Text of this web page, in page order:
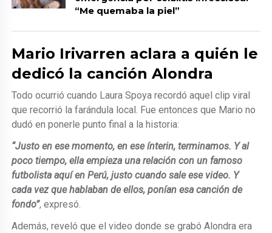
“Me quemaba la piel”
Mario Irivarren aclara a quién le
dedicó la canción Alondra
Todo ocurrió cuando Laura Spoya recordó aquel clip viral
que recorrió la farándula local. Fue entonces que Mario no
dudó en ponerle punto final a la historia:
“Justo en ese momento, en ese ínterin, terminamos. Y al
poco tiempo, ella empieza una relación con un famoso
futbolista aquí en Perú, justo cuando sale ese video. Y
cada vez que hablaban de ellos, ponían esa canción de
fondo”, expresó.
Además, reveló que el video donde se grabó Alondra era